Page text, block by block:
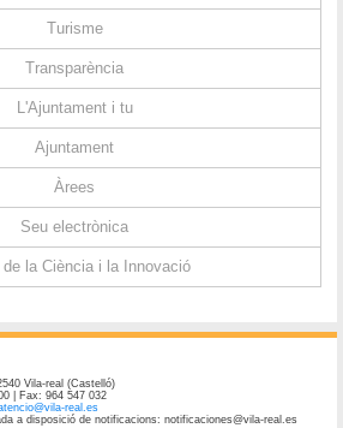
Turisme
Transparència
L'Ajuntament i tu
Ajuntament
Àrees
Seu electrònica
la Ciència i la Innovació
Vila-real (Castelló)
| Fax: 964 547 032
real.es
a disposició de notificacions: notificaciones@vila-real.es